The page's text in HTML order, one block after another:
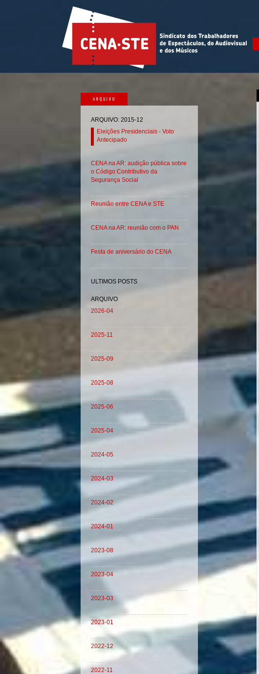
ARQUIVO
ARQUIVO: 2015-12
Eleições Presidenciais - Voto
Antecipado
CENA na AR: audição pública sobre
o Código Contributivo da
Segurança Social
Reunião entre CENA e STE
CENA na AR: reunião com o PAN
Festa de aniversário do CENA
ULTIMOS POSTS
ARQUIVO
2026-04
2025-11
2025-09
2025-08
2025-06
2025-04
2024-05
2024-03
2024-02
2024-01
2023-08
2023-04
2023-03
2023-01
2022-12
2022-11